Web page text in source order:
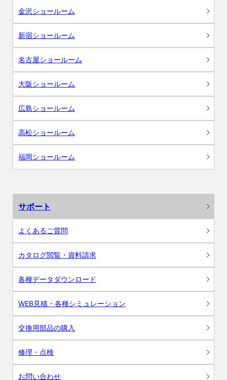
金沢ショールーム
新宿ショールーム
名古屋ショールーム
大阪ショールーム
広島ショールーム
高松ショールーム
福岡ショールーム
サポート
よくあるご質問
カタログ閲覧・資料請求
各種データダウンロード
WEB見積・各種シミュレーション
交換用部品の購入
修理・点検
お問い合わせ